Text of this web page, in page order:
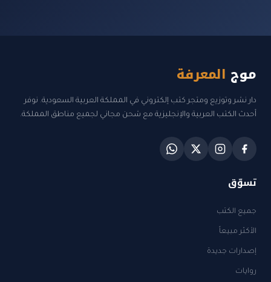
موج المعرفة
دار نشر وتوزيع ومتجر كتب إلكتروني في المملكة العربية السعودية. نوفر
أحدث الكتب العربية والإنجليزية مع شحن مجاني لجميع مناطق المملكة.
تسوّق
جميع الكتب
الأكثر مبيعاً
إصدارات جديدة
روايات